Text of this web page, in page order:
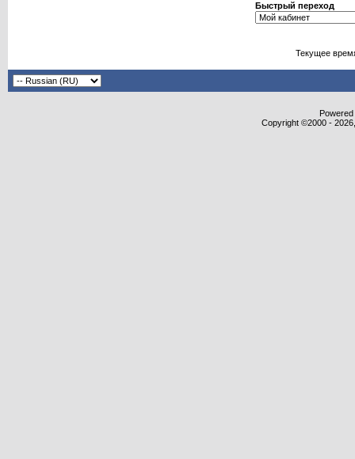
Быстрый переход
Текущее
Copyright ©2000 -